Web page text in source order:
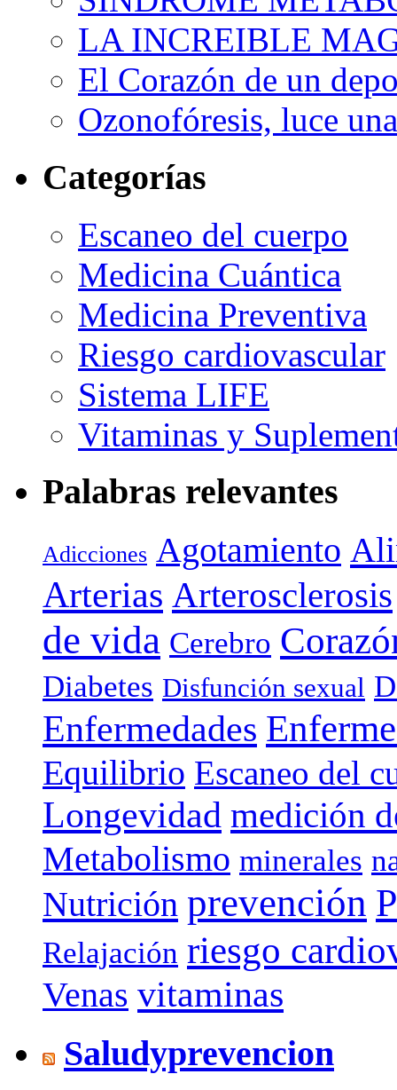
LA INCREIBLE
El Corazón de un
Ozonofóresis, luce
Categorías
Escaneo del cuerpo
Medicina Cuántica
Medicina Preventiva
Riesgo cardiovascular
Sistema LIFE
Vitaminas y
Palabras relevantes
Adicciones Agotamiento
Arterias Arterosclerosis
de vida Cerebro
Diabetes Disfunción sexual
Enfermedades
Equilibrio Escaneo del
Longevidad medición
Metabolismo minerales
Nutrición prevención
Relajación riesgo
Venas vitaminas
Saludyprevencion